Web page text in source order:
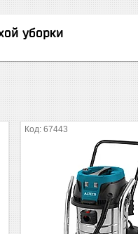
уборки
67443